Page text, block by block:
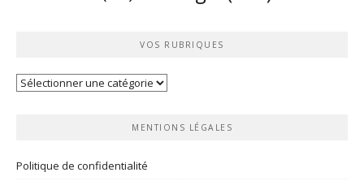
VOS RUBRIQUES
Vos
MENTIONS LÉGALES
Politique de confidentialité